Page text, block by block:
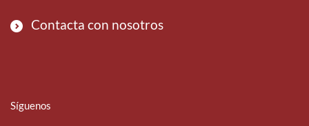
Contacta con nosotros
Síguenos